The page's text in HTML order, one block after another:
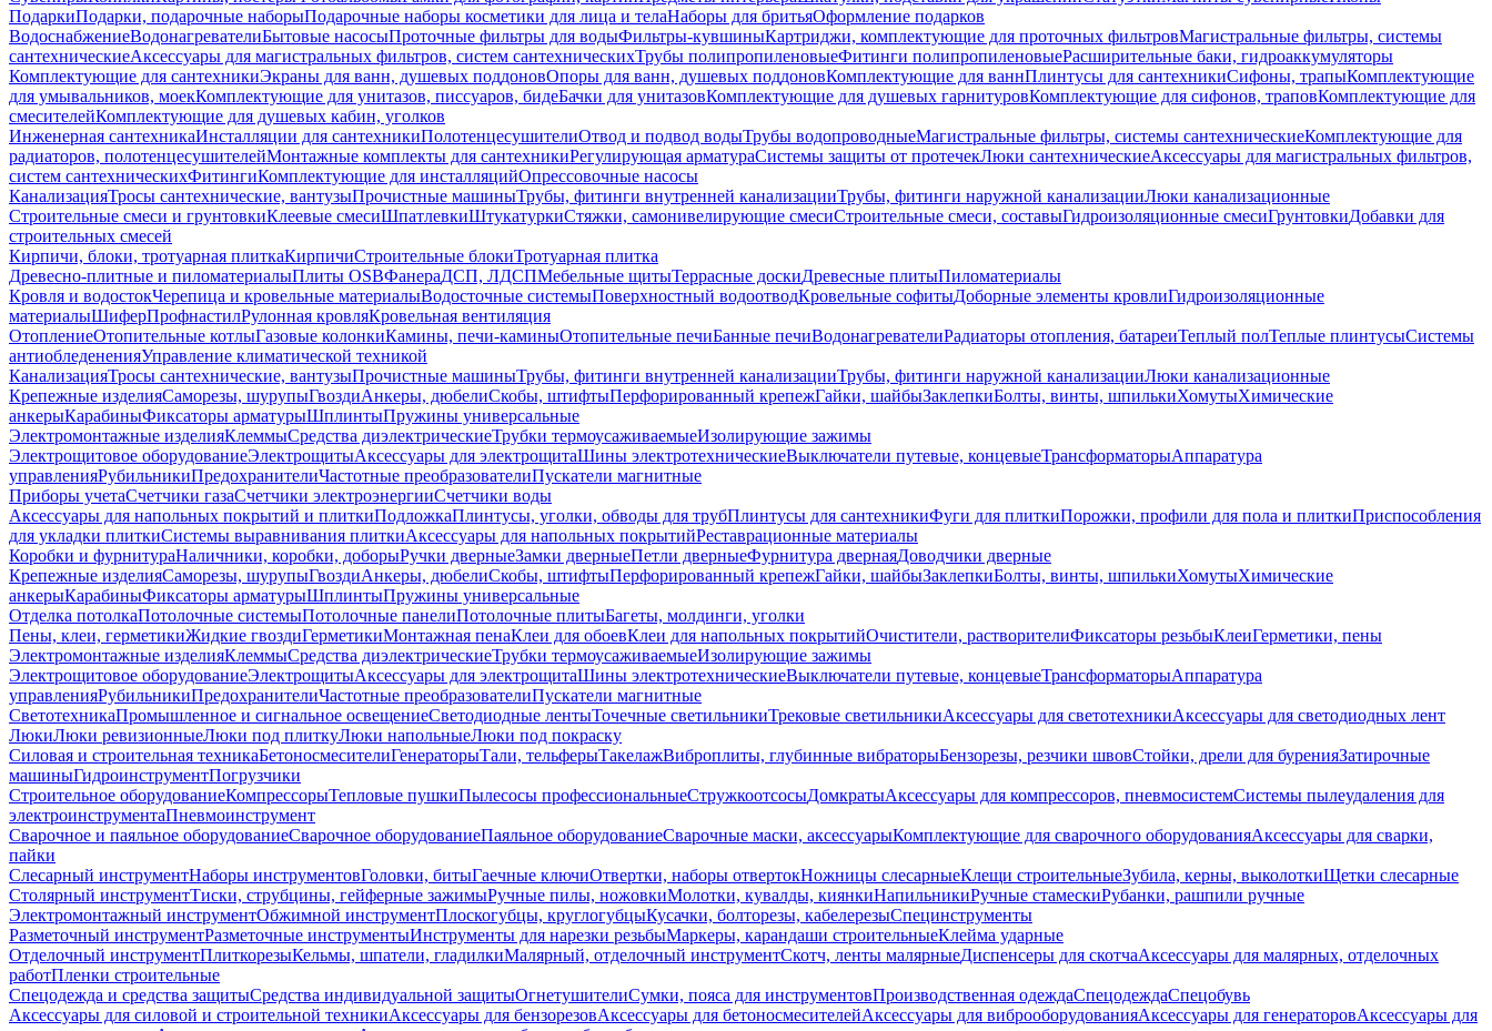
ПодаркиПодарки, подарочные наборыПодарочные наборы косметики для лица и телаНаборы для бритьяОформление подарков
ВодоснабжениеВодонагревателиБытовые насосыПроточные фильтры для водыФильтры-кувшиныКартриджи, комплектующие для проточных фильтровМагистральные фильтры, системы
сантехническиеАксессуары для магистральных фильтров, систем сантехническихТрубы полипропиленовыеФитинги полипропиленовыеРасширительные баки, гидроаккумуляторы
Комплектующие для сантехникиЭкраны для ванн, душевых поддоновОпоры для ванн, душевых поддоновКомплектующие для ваннПлинтусы для сантехникиСифоны, трапыКомплектующие
для умывальников, моекКомплектующие для унитазов, писсуаров, бидеБачки для унитазовКомплектующие для душевых гарнитуровКомплектующие для сифонов, траповКомплектующие для
смесителейКомплектующие для душевых кабин, уголков
Инженерная сантехникаИнсталляции для сантехникиПолотенцесушителиОтвод и подвод водыТрубы водопроводныеМагистральные фильтры, системы сантехническиеКомплектующие для
радиаторов, полотенцесушителейМонтажные комплекты для сантехникиРегулирующая арматураСистемы защиты от протечекЛюки сантехническиеАксессуары для магистральных фильтров,
систем сантехническихФитингиКомплектующие для инсталляцийОпрессовочные насосы
КанализацияТросы сантехнические, вантузыПрочистные машиныТрубы, фитинги внутренней канализацииТрубы, фитинги наружной канализацииЛюки канализационные
Строительные смеси и грунтовкиКлеевые смесиШпатлевкиШтукатуркиСтяжки, самонивелирующие смесиСтроительные смеси, составыГидроизоляционные смесиГрунтовкиДобавки для
строительных смесей
Кирпичи, блоки, тротуарная плиткаКирпичиСтроительные блокиТротуарная плитка
Древесно-плитные и пиломатериалыПлиты OSBФанераДСП, ЛДСПМебельные щитыТеррасные доскиДревесные плитыПиломатериалы
Кровля и водостокЧерепица и кровельные материалыВодосточные системыПоверхностный водоотводКровельные софитыДоборные элементы кровлиГидроизоляционные
материалыШиферПрофнастилРулонная кровляКровельная вентиляция
ОтоплениеОтопительные котлыГазовые колонкиКамины, печи-каминыОтопительные печиБанные печиВодонагревателиРадиаторы отопления, батареиТеплый полТеплые плинтусыСистемы
антиобледененияУправление климатической техникой
КанализацияТросы сантехнические, вантузыПрочистные машиныТрубы, фитинги внутренней канализацииТрубы, фитинги наружной канализацииЛюки канализационные
Крепежные изделияСаморезы, шурупыГвоздиАнкеры, дюбелиСкобы, штифтыПерфорированный крепежГайки, шайбыЗаклепкиБолты, винты, шпилькиХомутыХимические
анкерыКарабиныФиксаторы арматурыШплинтыПружины универсальные
Электромонтажные изделияКлеммыСредства диэлектрическиеТрубки термоусаживаемыеИзолирующие зажимы
Электрощитовое оборудованиеЭлектрощитыАксессуары для электрощитаШины электротехническиеВыключатели путевые, концевыеТрансформаторыАппаратура
управленияРубильникиПредохранителиЧастотные преобразователиПускатели магнитные
Приборы учетаСчетчики газаСчетчики электроэнергииСчетчики воды
Аксессуары для напольных покрытий и плиткиПодложкаПлинтусы, уголки, обводы для трубПлинтусы для сантехникиФуги для плиткиПорожки, профили для пола и плиткиПриспособления
для укладки плиткиСистемы выравнивания плиткиАксессуары для напольных покрытийРеставрационные материалы
Коробки и фурнитураНаличники, коробки, доборыРучки дверныеЗамки дверныеПетли дверныеФурнитура двернаяДоводчики дверные
Крепежные изделияСаморезы, шурупыГвоздиАнкеры, дюбелиСкобы, штифтыПерфорированный крепежГайки, шайбыЗаклепкиБолты, винты, шпилькиХомутыХимические
анкерыКарабиныФиксаторы арматурыШплинтыПружины универсальные
Отделка потолкаПотолочные системыПотолочные панелиПотолочные плитыБагеты, молдинги, уголки
Пены, клеи, герметикиЖидкие гвоздиГерметикиМонтажная пенаКлеи для обоевКлеи для напольных покрытийОчистители, растворителиФиксаторы резьбыКлеиГерметики, пены
Электромонтажные изделияКлеммыСредства диэлектрическиеТрубки термоусаживаемыеИзолирующие зажимы
Электрощитовое оборудованиеЭлектрощитыАксессуары для электрощитаШины электротехническиеВыключатели путевые, концевыеТрансформаторыАппаратура
управленияРубильникиПредохранителиЧастотные преобразователиПускатели магнитные
СветотехникаПромышленное и сигнальное освещениеСветодиодные лентыТочечные светильникиТрековые светильникиАксессуары для светотехникиАксессуары для светодиодных лент
ЛюкиЛюки ревизионныеЛюки под плиткуЛюки напольныеЛюки под покраску
Силовая и строительная техникаБетоносмесителиГенераторыТали, тельферыТакелажВиброплиты, глубинные вибраторыБензорезы, резчики швовСтойки, дрели для буренияЗатирочные
машиныГидроинструментПогрузчики
Строительное оборудованиеКомпрессорыТепловые пушкиПылесосы профессиональныеСтружкоотсосыДомкратыАксессуары для компрессоров, пневмосистемСистемы пылеудаления для
электроинструментаПневмоинструмент
Сварочное и паяльное оборудованиеСварочное оборудованиеПаяльное оборудованиеСварочные маски, аксессуарыКомплектующие для сварочного оборудованияАксессуары для сварки,
пайки
Слесарный инструментНаборы инструментовГоловки, битыГаечные ключиОтвертки, наборы отвертокНожницы слесарныеКлещи строительныеЗубила, керны, выколоткиЩетки слесарные
Столярный инструментТиски, струбцины, гейферные зажимыРучные пилы, ножовкиМолотки, кувалды, киянкиНапильникиРучные стамескиРубанки, рашпили ручные
Электромонтажный инструментОбжимной инструментПлоскогубцы, круглогубцыКусачки, болторезы, кабелерезыСпецинструменты
Разметочный инструментРазметочные инструментыИнструменты для нарезки резьбыМаркеры, карандаши строительныеКлейма ударные
Отделочный инструментПлиткорезыКельмы, шпатели, гладилкиМалярный, отделочный инструментСкотч, ленты малярныеДиспенсеры для скотчаАксессуары для малярных, отделочных
работПленки строительные
Спецодежда и средства защитыСредства индивидуальной защитыОгнетушителиСумки, пояса для инструментовПроизводственная одеждаСпецодеждаСпецобувь
Аксессуары для силовой и строительной техникиАксессуары для бензорезовАксессуары для бетоносмесителейАксессуары для виброоборудованияАксессуары для генераторовАксессуары для